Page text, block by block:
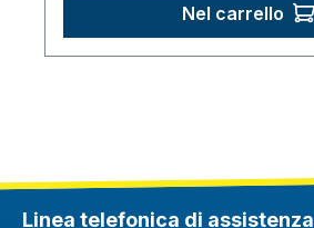
Nel carrello
Linea telefonica di assistenza